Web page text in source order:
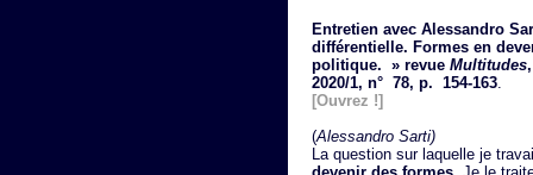
Entretien avec Alessandro
différentielle. Formes en
politique. » revue Multitudes,
2020/1, n° 78, p. 154-163.
[Ouvrez !]
(Alessandro Sarti)
La question sur laquelle je